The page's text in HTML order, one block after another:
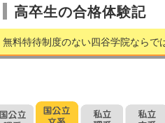
高卒生の合格体験記
無料特待制度のない四谷学院ならで